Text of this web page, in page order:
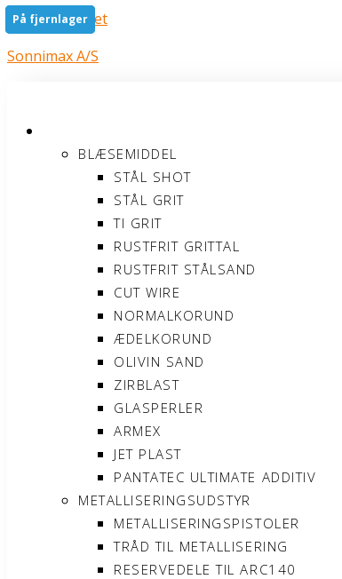
Gå til indholdet
Sonnimax A/S
BLÆSEMIDDEL
STÅL SHOT
STÅL GRIT
TI GRIT
RUSTFRIT GRITTAL
RUSTFRIT STÅLSAND
CUT WIRE
NORMALKORUND
ÆDELKORUND
OLIVIN SAND
ZIRBLAST
GLASPERLER
ARMEX
JET PLAST
PANTATEC ULTIMATE ADDITIV
METALLISERINGSUDSTYR
METALLISERINGSPISTOLER
TRÅD TIL METALLISERING
RESERVEDELE TIL ARC140
På fjernlager
På fjernlager
På fjernlager